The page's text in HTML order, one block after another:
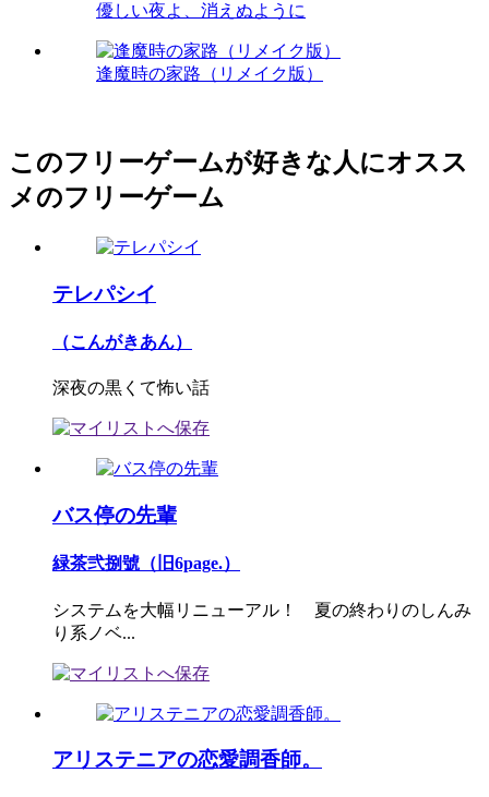
優しい夜よ、消えぬように
逢魔時の家路（リメイク版）
このフリーゲームが好きな人にオスス
メのフリーゲーム
テレパシイ
（こんがきあん）
深夜の黒くて怖い話
バス停の先輩
緑茶弐捌號（旧6page.）
システムを大幅リニューアル！ 夏の終わりのしんみ
り系ノベ...
アリステニアの恋愛調香師。